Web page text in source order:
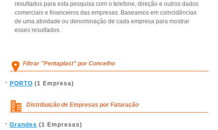
resultados para esta pesquisa com o telefone, direção e outros dados
comerciais e financeiros das empresas. Baseamos em coincidências
de uma atividade ou denominação de cada empresa para mostrar
esses resultados.
Filtrar "Pentaplast" por Concelho
PORTO (1 Empresa)
Distribuição de Empresas por Faturação
Grandes (1 Empresas)